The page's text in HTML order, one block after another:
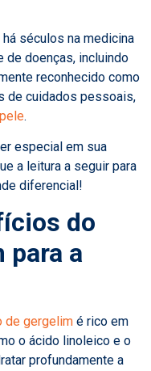
séculos na medicina
de doenças, incluindo
reconhecido como
de cuidados pessoais,
.
especial em sua
a leitura a seguir para
diferencial!
do
para a
de gergelim é rico em
o ácido linoleico e o
profundamente a